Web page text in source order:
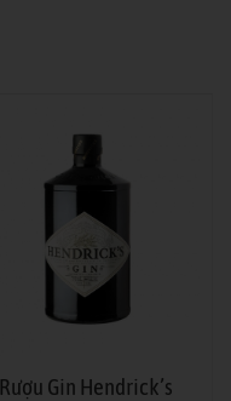
Rượu Gin Hendrick’s